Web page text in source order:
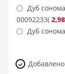
Дуб
00092233(
Дуб
Добавлено